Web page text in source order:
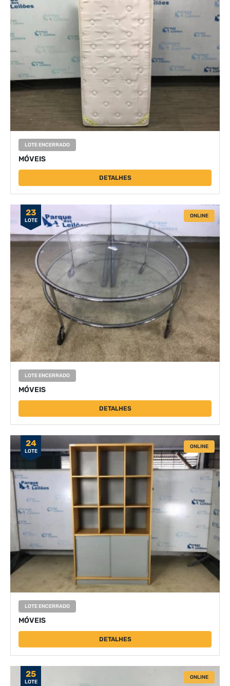
LOTE ENCERRADO
MÓVEIS
DETALHES
23
LOTE
ONLINE
LOTE ENCERRADO
MÓVEIS
DETALHES
24
LOTE
ONLINE
LOTE ENCERRADO
MÓVEIS
DETALHES
25
LOTE
ONLINE